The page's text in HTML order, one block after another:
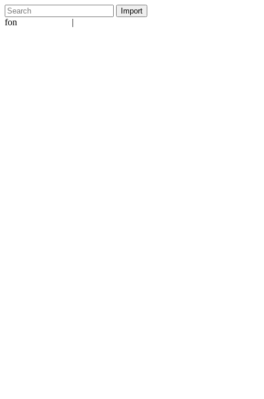
fon |